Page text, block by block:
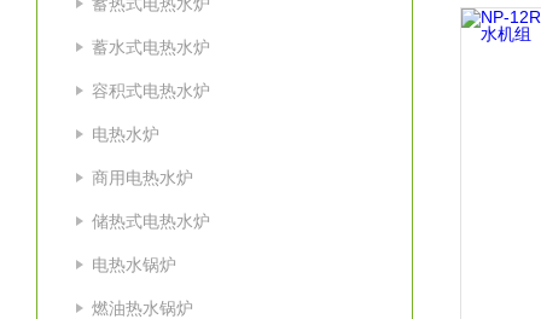
蓄水式电热水炉
容积式电热水炉
电热水炉
商用电热水炉
储热式电热水炉
电热水锅炉
燃油热水锅炉